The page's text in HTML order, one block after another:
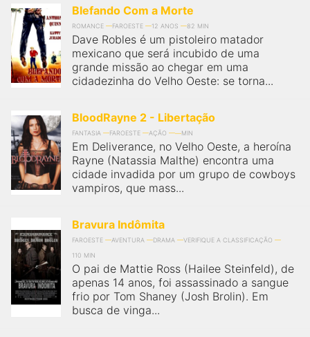
Blefando Com a Morte
ROMANCE FAROESTE 12 ANOS 82 MIN
Dave Robles é um pistoleiro matador
mexicano que será incubido de uma
grande missão ao chegar em uma
cidadezinha do Velho Oeste: se torna...
BloodRayne 2 - Libertação
FANTASIA FAROESTE AÇÃO MIN
Em Deliverance, no Velho Oeste, a heroína
Rayne (Natassia Malthe) encontra uma
cidade invadida por um grupo de cowboys
vampiros, que mass...
Bravura Indômita
FAROESTE AVENTURA DRAMA
VERIFIQUE A CLASSIFICAÇÃO
110 MIN
O pai de Mattie Ross (Hailee Steinfeld), de
apenas 14 anos, foi assassinado a sangue
frio por Tom Shaney (Josh Brolin). Em
busca de vinga...